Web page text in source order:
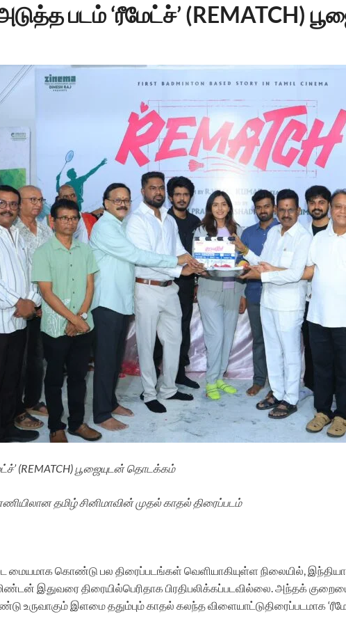
படம் ‘ரீமேட்ச்’ (REMATCH)
(REMATCH) பூஜையுடன் தொடக்கம்
தமிழ் சினிமாவின் முதல் காதல் திரைப்படம்
மையமாக கொண்டு பல திரைப்படங்கள் வெளியாகியுள்ள நிலையில்,
இதுவரை திரையில்பெரிதாக பிரதிபலிக்கப்படவில்லை. அந்தக்
இளமை ததும்பும் காதல் கலந்த விளையாட்டுதிரைப்படமாக